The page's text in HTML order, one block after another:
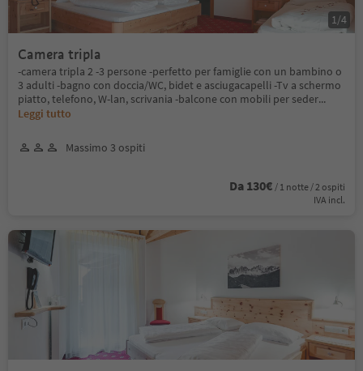
Camera tripla
-camera tripla 2 -3 persone -perfetto per famiglie con un bambino o
3 adulti -bagno con doccia/WC, bidet e asciugacapelli -Tv a schermo
piatto, telefono, W-lan, scrivania -balcone con mobili per seder...
Leggi tutto
Massimo 3 ospiti
Da 130€ / 1 notte / 2 ospiti
IVA incl.
1 /4